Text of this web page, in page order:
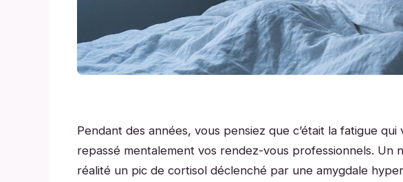
Pendant des années, vous pensiez que c’était la fatigue
repassé mentalement vos rendez-vous professionnels. Un
réalité un pic de cortisol déclenché par une amygdale